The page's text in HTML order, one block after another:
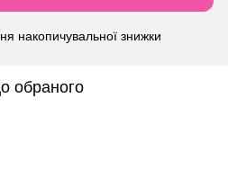
накопичувальної знижки
обраного